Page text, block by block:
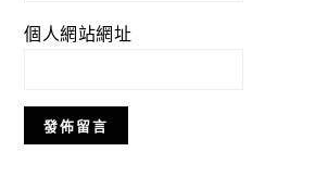
個人網站網址